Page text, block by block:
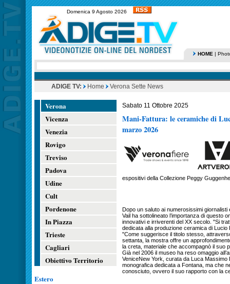
Domenica 9 Agosto 2026
HOME |
ADIGE TV: Home Verona Sette News
Verona
Vicenza
Venezia
Rovigo
Treviso
Padova
Udine
Cult
Pordenone
In Piazza
Trieste
Cagliari
Obiettivo Territorio
Estero
Sabato 11 Ottobre 2025
Mani-Fattura: le ceramiche di
marzo 2026
espositivi della Collezione Peggy
Dopo un saluto ai numerosissimi
Vail ha sottolineato l’importanza di questo
innovativi e irriverenti del XX secolo. "Si
dedicata alla produzione ceramica di
"Come suggerisce il titolo stesso,
settanta, la mostra offre un
la creta, materiale che accompagnò il suo
Già nel 2006 il museo ha reso omaggio
VeniceNew York, curata da Luca
monografica dedicata a Fontana, ma che
conosciuto, ovvero il suo rapporto con la